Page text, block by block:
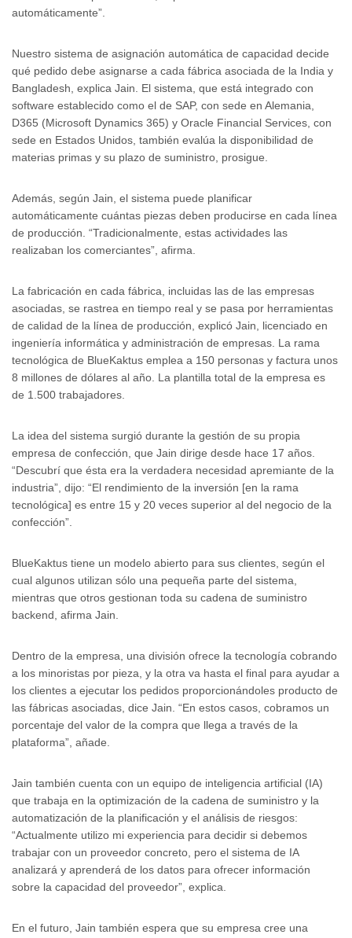
automáticamente”.
Nuestro sistema de asignación automática de capacidad decide
qué pedido debe asignarse a cada fábrica asociada de la India y
Bangladesh, explica Jain. El sistema, que está integrado con
software establecido como el de SAP, con sede en Alemania,
D365 (Microsoft Dynamics 365) y Oracle Financial Services, con
sede en Estados Unidos, también evalúa la disponibilidad de
materias primas y su plazo de suministro, prosigue.
Además, según Jain, el sistema puede planificar
automáticamente cuántas piezas deben producirse en cada línea
de producción. “Tradicionalmente, estas actividades las
realizaban los comerciantes”, afirma.
La fabricación en cada fábrica, incluidas las de las empresas
asociadas, se rastrea en tiempo real y se pasa por herramientas
de calidad de la línea de producción, explicó Jain, licenciado en
ingeniería informática y administración de empresas. La rama
tecnológica de BlueKaktus emplea a 150 personas y factura unos
8 millones de dólares al año. La plantilla total de la empresa es
de 1.500 trabajadores.
La idea del sistema surgió durante la gestión de su propia
empresa de confección, que Jain dirige desde hace 17 años.
“Descubrí que ésta era la verdadera necesidad apremiante de la
industria”, dijo: “El rendimiento de la inversión [en la rama
tecnológica] es entre 15 y 20 veces superior al del negocio de la
confección”.
BlueKaktus tiene un modelo abierto para sus clientes, según el
cual algunos utilizan sólo una pequeña parte del sistema,
mientras que otros gestionan toda su cadena de suministro
backend, afirma Jain.
Dentro de la empresa, una división ofrece la tecnología cobrando
a los minoristas por pieza, y la otra va hasta el final para ayudar a
los clientes a ejecutar los pedidos proporcionándoles producto de
las fábricas asociadas, dice Jain. “En estos casos, cobramos un
porcentaje del valor de la compra que llega a través de la
plataforma”, añade.
Jain también cuenta con un equipo de inteligencia artificial (IA)
que trabaja en la optimización de la cadena de suministro y la
automatización de la planificación y el análisis de riesgos:
“Actualmente utilizo mi experiencia para decidir si debemos
trabajar con un proveedor concreto, pero el sistema de IA
analizará y aprenderá de los datos para ofrecer información
sobre la capacidad del proveedor”, explica.
En el futuro, Jain también espera que su empresa cree una